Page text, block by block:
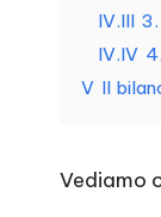
n
e
IV.III
IV.IV
V Il
Vediamo